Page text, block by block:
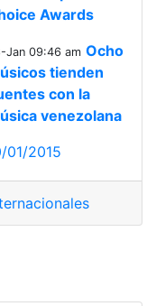
Awards
Jan 09:46 am Ocho
tienden
con la
venezolana
01/2015